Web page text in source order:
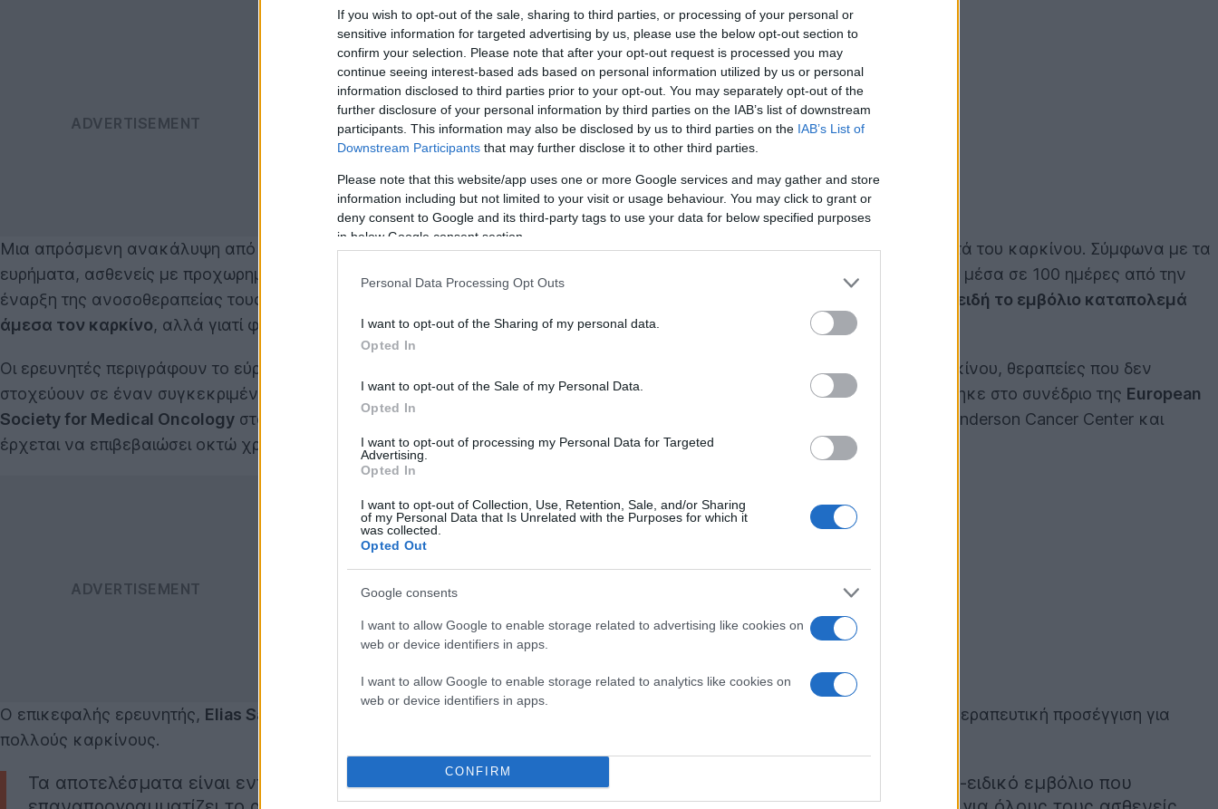
If you wish to opt-out of the sale, sharing to third parties, or processing of your personal or
sensitive information for targeted advertising by us, please use the below opt-out section to
confirm your selection. Please note that after your opt-out request is processed you may
continue seeing interest-based ads based on personal information utilized by us or personal
information disclosed to third parties prior to your opt-out. You may separately opt-out of the
further disclosure of your personal information by third parties on the IAB’s list of downstream
participants. This information may also be disclosed by us to third parties on the IAB’s List of
Downstream Participants that may further disclose it to other third parties.
Please note that this website/app uses one or more Google services and may gather and store
information including but not limited to your visit or usage behaviour. You may click to grant or
deny consent to Google and its third-party tags to use your data for below specified purposes
in below Google consent section.
Personal Data Processing Opt Outs
I want to opt-out of the Sharing of my personal data.
Opted In
I want to opt-out of the Sale of my Personal Data.
Opted In
I want to opt-out of processing my Personal Data for Targeted
Advertising.
Opted In
I want to opt-out of Collection, Use, Retention, Sale, and/or Sharing
of my Personal Data that Is Unrelated with the Purposes for which it
was collected.
Opted Out
Google consents
I want to allow Google to enable storage related to advertising like cookies on
web or device identifiers in apps.
I want to allow Google to enable storage related to analytics like cookies on
web or device identifiers in apps.
CONFIRM
Μια απρόσμενη ανακάλυψη από το University of Floridaκαι τοMD Anderson Cancer Centerφέρνει νέο φως στη μάχη κατά του καρκίνου. Σύμφωνα με τα
ευρήματα, ασθενείς με προχωρημένο καρκίνο του πνεύμονα ή του δέρματος που έλαβαν εμβόλιο mRNA για την COVID-19 μέσα σε 100 ημέρες από την
έναρξη της ανοσοθεραπείας τους, έζησαν σημαντικά περισσότερο σε σχέση με όσους δεν εμβολιάστηκαν. Και αυτό
όχι επειδή το εμβόλιο καταπολεμά
άμεσα τον καρκίνο, αλλά γιατί φαίνεται να «ενεργοποιεί» το ανοσοποιητικό σύστημα με έναν εντελώς νέο τρόπο.
Οι ερευνητές περιγράφουν το εύρημα ως πιθανή αρχή μιας νέας εποχής για τα λεγόμενα καθολικά εμβόλια κατά του καρκίνου, θεραπείες που δεν
στοχεύουν σε έναν συγκεκριμένο όγκο, αλλά «ξυπνούν» συνολικά την άμυνα του οργανισμού. Η μελέτη, που παρουσιάστηκε στο συνέδριο της European
Society for Medical Oncology στο Βερολίνο, αναλύει
του MD Anderson Cancer Center και
έρχεται να επιβεβαιώσει οκτώ χρόνια έρευνας γύρω από τον συνδυασμό mRNA και ανοσοθεραπείας.
Ο επικεφαλής ερευνητής, Elias Sayour
του University of Florida, τονίζει ότι η ανακάλυψη αυτή μπορεί να αλλάξει ριζικά τη θεραπευτική προσέγγιση για
πολλούς καρκίνους.
Τα αποτελέσματα είναι εντυπωσιακά. Θα μπορούσαμε να σχεδιάσουμε ένα ακόμα πιο αποτελεσματικό μη-ειδικό εμβόλιο που